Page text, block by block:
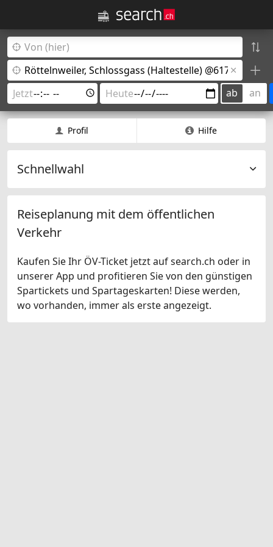
ab an
Profil Hilfe
Schnellwahl
Reiseplanung mit dem öffentlichen
Verkehr
Kaufen Sie Ihr ÖV-Ticket jetzt auf search.ch oder in
unserer App und profitieren Sie von den günstigen
Spartickets und Spartageskarten! Diese werden,
wo vorhanden, immer als erste angezeigt.